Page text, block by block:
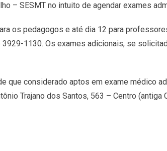
– SESMT no intuito de agendar exames
os pedagogos e até dia 12 para
1130. Os exames adicionais, se
considerado aptos em exame médico
Trajano dos Santos, 563 – Centro (antiga